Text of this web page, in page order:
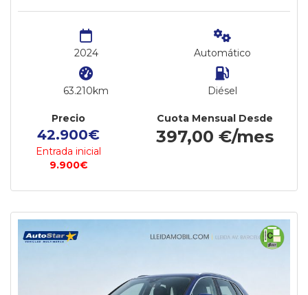
2024
63.210km
Automático
Diésel
Precio
42.900€
Entrada inicial
9.900€
Cuota Mensual Desde
397,00 €/mes